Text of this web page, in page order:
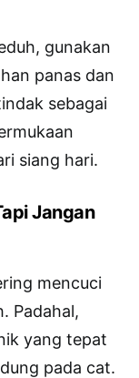
gunakan
panas dan
sebagai
siang hari.
Jangan
mencuci
Padahal,
yang tepat
pada cat.